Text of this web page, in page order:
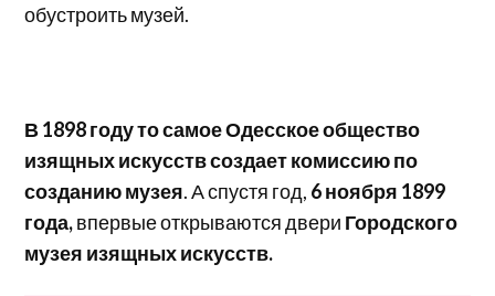
обустроить музей.
В 1898 году то самое Одесское общество
изящных искусств создает комиссию по
созданию музея. А спустя год, 6 ноября 1899
года,впервые открываются двери Городского
музея изящных искусств.